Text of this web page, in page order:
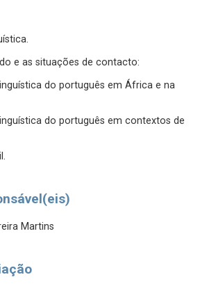
e as situações de contacto:
do português em África e na
do português em contextos de
Martins